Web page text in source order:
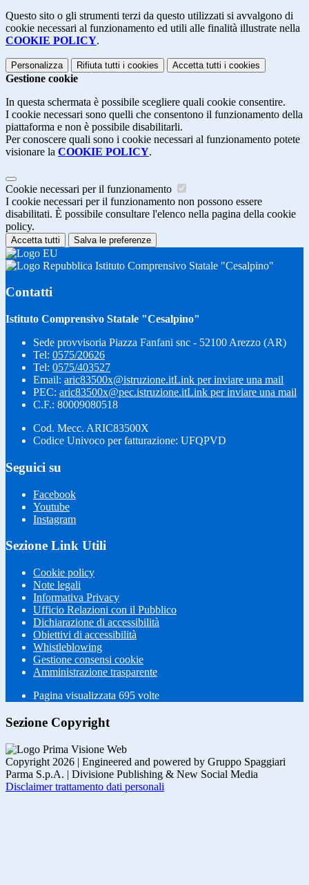
Questo sito o gli strumenti terzi da questo utilizzati si avvalgono di
cookie necessari al funzionamento ed utili alle finalità illustrate nella
COOKIE POLICY.
Personalizza Rifiuta tutti i cookies Accetta tutti i cookies
Gestione cookie
In questa schermata è possibile scegliere quali cookie consentire.
I cookie necessari sono quelli che consentono il funzionamento della
piattaforma e non è possibile disabilitarli.
Per conoscere quali sono i cookie necessari al funzionamento potete
visionare la COOKIE POLICY.
Cookie necessari per il funzionamento
I cookie necessari per il funzionamento non possono essere
disabilitati. È possibile consultare l'elenco nella pagina della cookie
policy.
Accetta tutti Salva le preferenze
Istituto Comprensivo Statale "Cesalpino"
Contatti
Istituto Comprensivo Statale "Cesalpino"
Sede provvisoria Piazza Fanfani snc - 52100 Arezzo (AR)
Tel: 0575/20626
Tel: 0575/403527
Email: aric83500x@istruzione.itLink per inviare una mail
PEC: aric83500x@pec.istruzione.itLink per inviare una mail
C.F.: 80009080518
Cod. Mecc. ARIC83500X
Codice Univoco per fatturazione: UFQPVD
Seguici su
Facebook
Youtube
Instagram
Sezione Link Utili
Cookie policy
Note legali
Informativa Privacy
Ufficio Relazioni con il Pubblico
Dichiarazione di accessibilità
Obiettivi di accessibilità
Whistleblowing
Gestione consensi cookie
Amministrazione trasparente
Pagina visualizzata 695 volte
Sezione Copyright
Copyright 2026 | Engineered and powered by Gruppo Spaggiari
Parma S.p.A. | Divisione Publishing & New Social Media
Disclaimer trattamento dati personali